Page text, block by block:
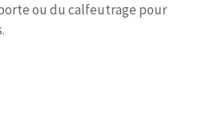
ou du calfeutrage pour